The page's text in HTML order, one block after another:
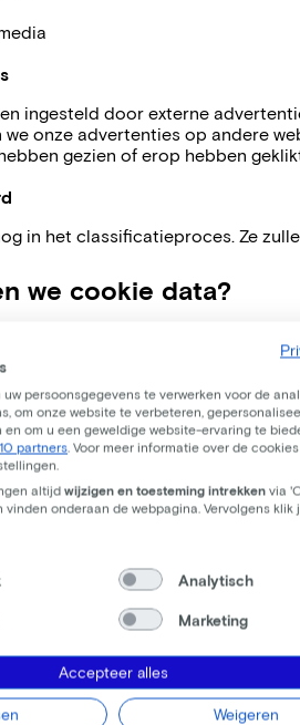
ingesteld door externe
onze advertenties op andere
gezien of erop hebben
in het classificatieproces. Ze
we cookie data?
cookies met onze partners. Hier
Verwerkingsdoel
Noodzakelijk
Bot Management ondersteuning
basis van bot-criteria en
Het registreren en opslaan van
aangetoond dat er rechtsgeldige
persoonsgegevens te verwerken voor de
om onze website te verbeteren,
om u een geweldige website-ervaring te
10 partners . Voor meer informatie over de
altijd wijzigen en toesteming intrekken via
onderaan de webpagina. Vervolgens klik
Analytisch
Marketing
Accepteer alles
Weigeren